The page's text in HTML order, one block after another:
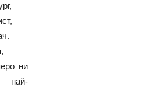
ни
най-